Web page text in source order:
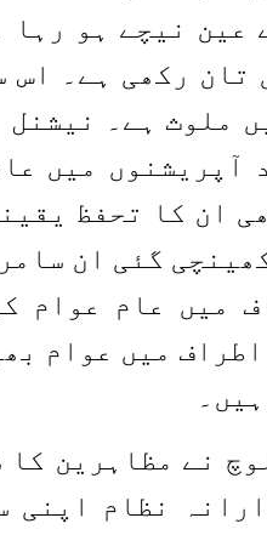
عین نیچے ہو
تان رکھی ہے۔ اس
ملوث ہے۔ نیشنل
آپریشنوں میں
ان کا تحفظ
گئی ان
میں عام عوام
میں عوام
نے مظاہرین
نظام اپنی